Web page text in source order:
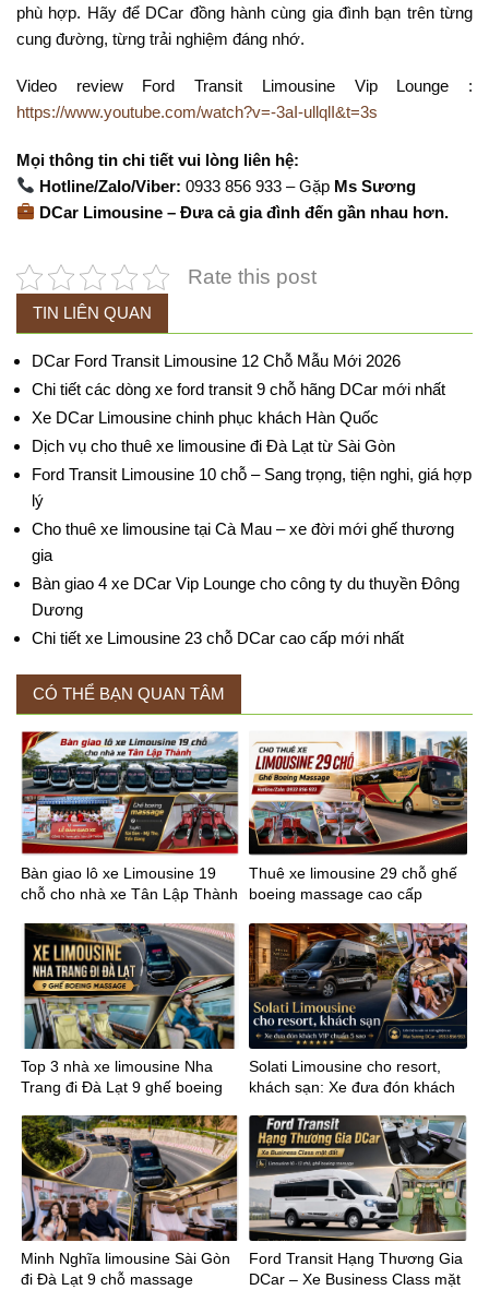
phù hợp. Hãy để DCar đồng hành cùng gia đình bạn trên từng
cung đường, từng trải nghiệm đáng nhớ.
Video review Ford Transit Limousine Vip Lounge :
https://www.youtube.com/watch?v=-3aI-ullqlI&t=3s
Mọi thông tin chi tiết vui lòng liên hệ:
Hotline/Zalo/Viber: 0933 856 933 – Gặp Ms Sương
DCar Limousine – Đưa cả gia đình đến gần nhau hơn.
Rate this post
TIN LIÊN QUAN
DCar Ford Transit Limousine 12 Chỗ Mẫu Mới 2026
Chi tiết các dòng xe ford transit 9 chỗ hãng DCar mới nhất
Xe DCar Limousine chinh phục khách Hàn Quốc
Dịch vụ cho thuê xe limousine đi Đà Lạt từ Sài Gòn
Ford Transit Limousine 10 chỗ – Sang trọng, tiện nghi, giá hợp
lý
Cho thuê xe limousine tại Cà Mau – xe đời mới ghế thương
gia
Bàn giao 4 xe DCar Vip Lounge cho công ty du thuyền Đông
Dương
Chi tiết xe Limousine 23 chỗ DCar cao cấp mới nhất
CÓ THỂ BẠN QUAN TÂM
Bàn giao lô xe Limousine 19
chỗ cho nhà xe Tân Lập Thành
Thuê xe limousine 29 chỗ ghế
boeing massage cao cấp
Top 3 nhà xe limousine Nha
Trang đi Đà Lạt 9 ghế boeing
Solati Limousine cho resort,
khách sạn: Xe đưa đón khách
Minh Nghĩa limousine Sài Gòn
đi Đà Lạt 9 chỗ massage
Ford Transit Hạng Thương Gia
DCar – Xe Business Class mặt